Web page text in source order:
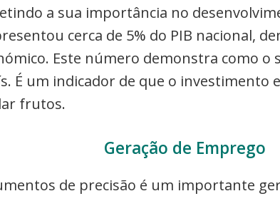
a sua importância no
cerca de 5% do PIB nacional,
Este número demonstra como o
É um indicador de que o investimento
frutos.
Geração de Emprego
de precisão é um importante